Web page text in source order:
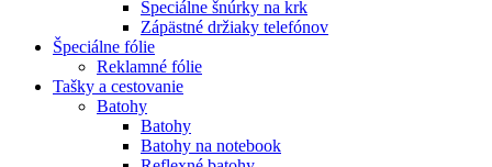
Špeciálne šnúrky na krk
Zápästné držiaky telefónov
Špeciálne fólie
Reklamné fólie
Tašky a cestovanie
Batohy
Batohy
Batohy na notebook